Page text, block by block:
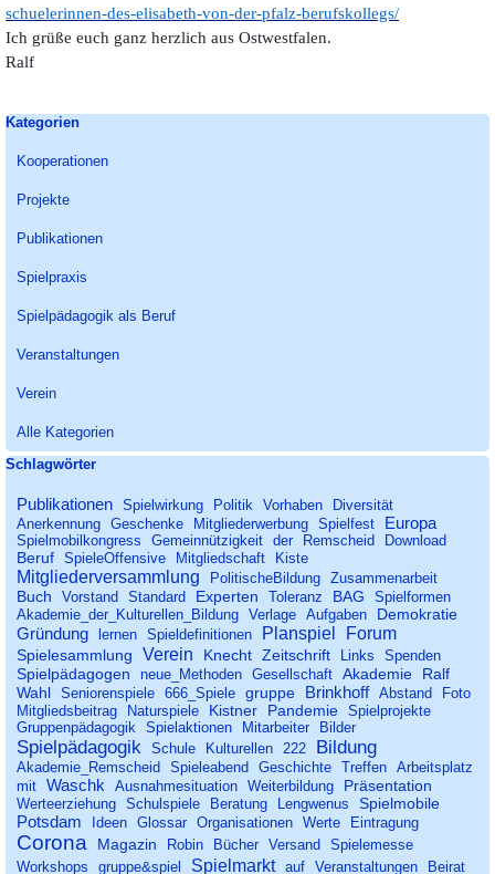
schuelerinnen-des-elisabeth-von-der-pfalz-berufskollegs/
Ich grüße euch ganz herzlich aus Ostwestfalen.
Ralf
Block überspringen Kategorien
Kategorien
Kooperationen
Projekte
Publikationen
Spielpraxis
Spielpädagogik als Beruf
Veranstaltungen
Verein
Alle Kategorien
Block überspringen Schlagwörter
Schlagwörter
Publikationen Spielwirkung Politik Vorhaben
Diversität
Anerkennung Geschenke Mitgliederwerbung Spielfest Europa
Spielmobilkongress Gemeinnützigkeit der Remscheid Download
Beruf SpieleOffensive Mitgliedschaft Kiste
Mitgliederversammlung PolitischeBildung Zusammenarbeit
Buch Vorstand Standard Experten Toleranz BAG
Spielformen
Akademie_der_Kulturellen_Bildung Verlage Aufgaben Demokratie
Gründung lernen Spieldefinitionen Planspiel Forum
Spielesammlung Verein Knecht Zeitschrift Links Spenden
Spielpädagogen neue_Methoden Gesellschaft Akademie
Ralf
Wahl Seniorenspiele 666_Spiele gruppe Brinkhoff Abstand
Foto
Mitgliedsbeitrag
Naturspiele Kistner Pandemie Spielprojekte
Gruppenpädagogik Spielaktionen Mitarbeiter Bilder
Spielpädagogik Schule Kulturellen 222 Bildung
Akademie_Remscheid Spieleabend Geschichte Treffen Arbeitsplatz
mit Waschk Ausnahmesituation Weiterbildung Präsentation
Werteerziehung Schulspiele Beratung Lengwenus Spielmobile
Potsdam Ideen Glossar Organisationen Werte Eintragung
Corona Magazin Robin Bücher Versand
Spielemesse
Workshops
gruppe&spiel Spielmarkt auf Veranstaltungen Beirat